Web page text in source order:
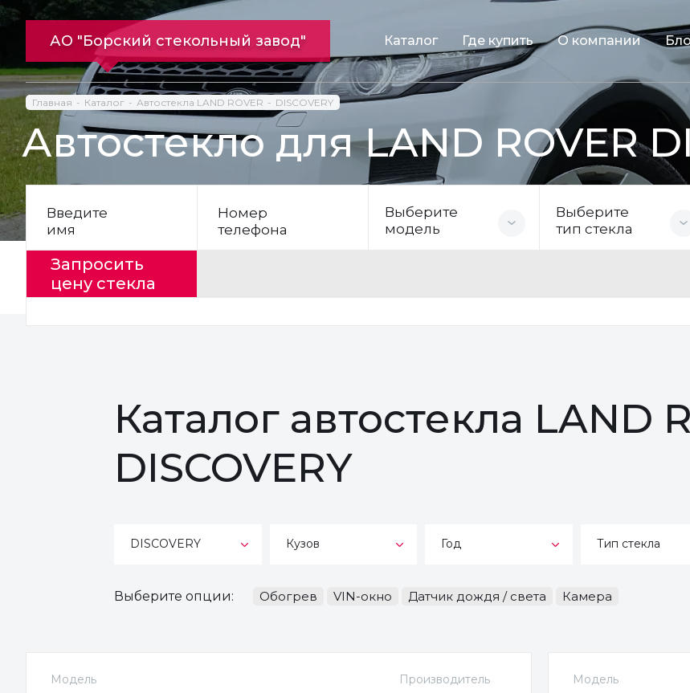
АО "Борский стекольный завод" Каталог Где купить О компании
Главная Каталог Автостекла LAND ROVER DISCOVERY
Автостекло для LAND ROVER
Введите
имя
Номер
телефона
Выберите
модель
Выберите
тип стекла
Запросить
цену стекла
Каталог автостекла LAND
DISCOVERY
DISCOVERY Кузов Год Тип стекла
Выберите опции: Обогрев VIN-окно Датчик дождя / света Камера
Модель Производитель Модель